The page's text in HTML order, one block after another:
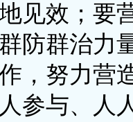
见效；要
防群治力
，努力营
参与、人